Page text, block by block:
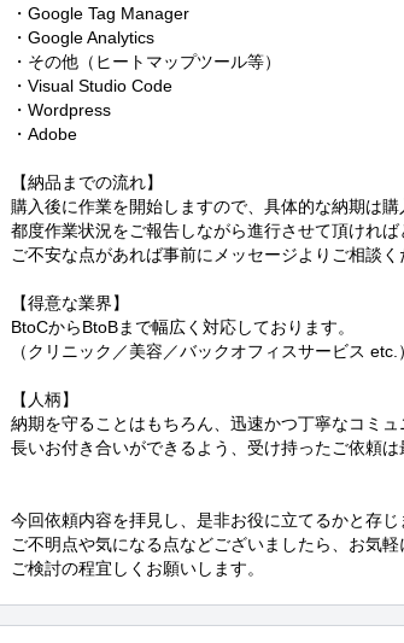
・Google Tag Manager
・Google Analytics
・その他（ヒートマップツール等）
・Visual Studio Code
・Wordpress
・Adobe
【納品までの流れ】
購入後に作業を開始しますので、具体的な納期は
都度作業状況をご報告しながら進行させて頂ければ
ご不安な点があれば事前にメッセージよりご相談く
【得意な業界】
BtoCからBtoBまで幅広く対応しております。
（クリニック／美容／バックオフィスサービス etc.）
【人柄】
納期を守ることはもちろん、迅速かつ丁寧なコミ
長いお付き合いができるよう、受け持ったご依頼は
今回依頼内容を拝見し、是非お役に立てるかと存じ
ご不明点や気になる点などございましたら、お気軽
ご検討の程宜しくお願いします。